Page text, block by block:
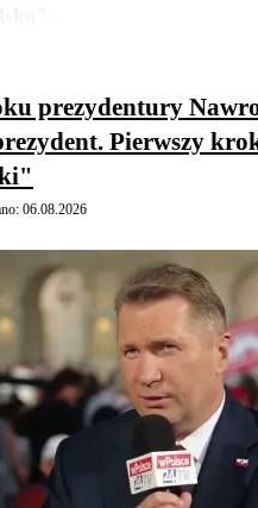
prezydentury
Pierwszy
06.08.2026